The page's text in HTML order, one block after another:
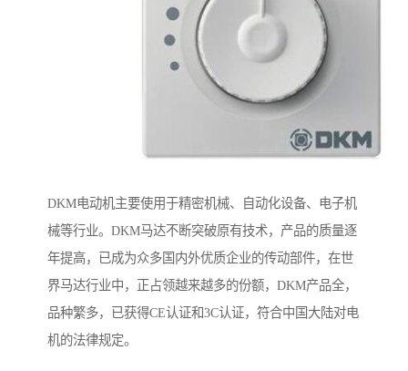
DKM电动机主要使用于精密机械、自动化设备、电子机
械等行业。DKM马达不断突破原有技术，产品的质量逐
年提高，已成为众多国内外优质企业的传动部件，在世
界马达行业中，正占领越来越多的份额，DKM产品全，
品种繁多，已获得CE认证和3C认证，符合中国大陆对电
机的法律规定。